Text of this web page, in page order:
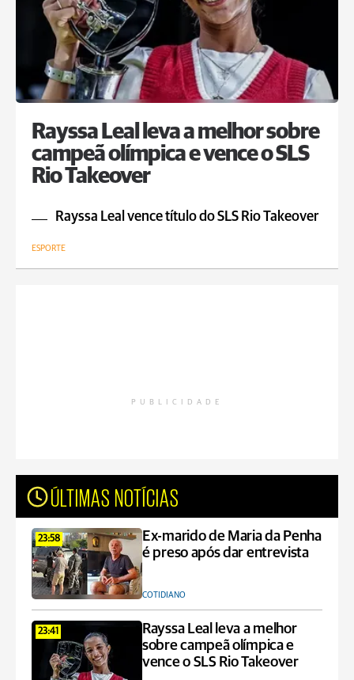
Rayssa Leal leva a melhor sobre
campeã olímpica e vence o SLS
Rio Takeover
Rayssa Leal vence título do SLS Rio Takeover
ESPORTE
PUBLICIDADE
ÚLTIMAS NOTÍCIAS
23:58
Ex-marido de Maria da Penha
é preso após dar entrevista
COTIDIANO
23:41
Rayssa Leal leva a melhor
sobre campeã olímpica e
vence o SLS Rio Takeover